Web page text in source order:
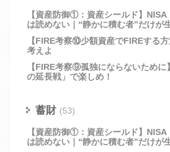
【資産防御①：資産シールド】
は読めない｜“静かに積む者”だけが
【FIRE考察⑩少額資産でFIREする
考えよ
【FIRE考察⑨孤独にならないため
の延長戦」で楽しめ！
蓄財 (53)
【資産防御①：資産シールド】
は読めない｜“静かに積む者”だけが